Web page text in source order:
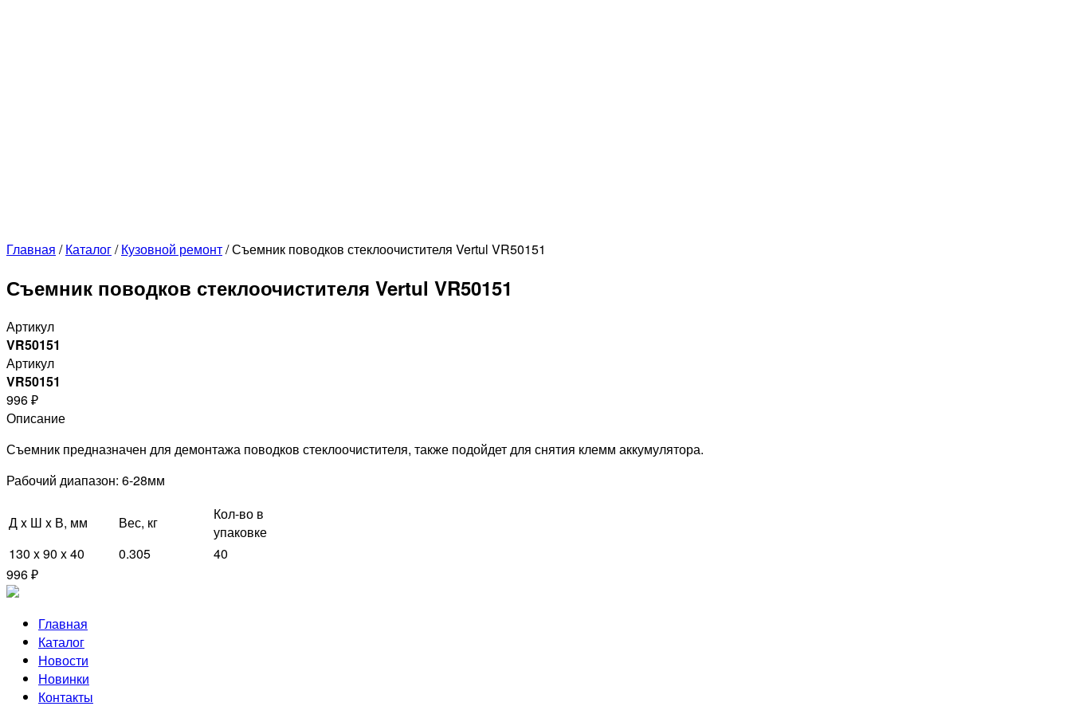
Главная / Каталог/ Кузовной ремонт/Съемник поводков стеклоочистителя Vertul VR50151
Съемник поводков стеклоочистителя Vertul VR50151
Артикул
VR50151
Артикул
VR50151
996 ₽
Описание
Съемник предназначен для демонтажа поводков стеклоочистителя, также подойдет для снятия клемм аккумулятора.
Рабочий диапазон: 6-28мм
Д x Ш x В, мм Вес, кг
Кол-во в
упаковке
130 x 90 x 40
0.305
40
996 ₽
Главная
Каталог
Новости
Новинки
Контакты